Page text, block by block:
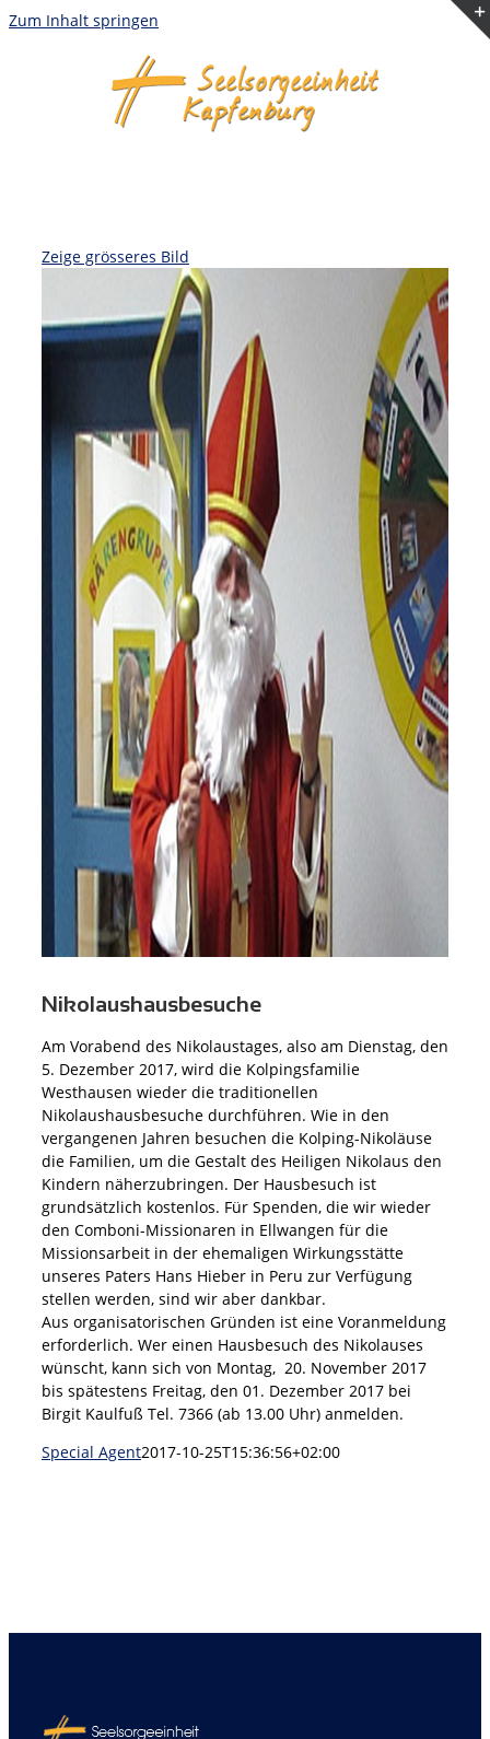
Zum Inhalt springen
Zeige grösseres Bild
Nikolaushausbesuche
Am Vorabend des Nikolaustages, also am Dienstag, den
5. Dezember 2017, wird die Kolpingsfamilie
Westhausen wieder die traditionellen
Nikolaushausbesuche durchführen. Wie in den
vergangenen Jahren besuchen die Kolping-Nikoläuse
die Familien, um die Gestalt des Heiligen Nikolaus den
Kindern näherzubringen. Der Hausbesuch ist
grundsätzlich kostenlos. Für Spenden, die wir wieder
den Comboni-Missionaren in Ellwangen für die
Missionsarbeit in der ehemaligen Wirkungsstätte
unseres Paters Hans Hieber in Peru zur Verfügung
stellen werden, sind wir aber dankbar.
Aus organisatorischen Gründen ist eine Voranmeldung
erforderlich. Wer einen Hausbesuch des Nikolauses
wünscht, kann sich von Montag, 20. November 2017
bis spätestens Freitag, den 01. Dezember 2017 bei
Birgit Kaulfuß Tel. 7366 (ab 13.00 Uhr) anmelden.
Special Agent2017-10-25T15:36:56+02:00